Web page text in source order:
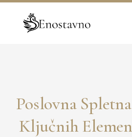
Poslovna
Ključnih